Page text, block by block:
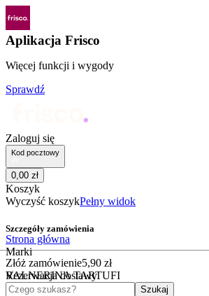
Aplikacja Frisco
Więcej funkcji i wygody
Sprawdź
Zaloguj się
Kod pocztowy
0,00 zł
Koszyk
Wyczyść koszykPełny widok
Szczegóły zamówienia
Złóż zamówienie5,90 zł
Rezerwacja dostawy
Czego szukasz?
Szukaj
Strona główna
Marki
VALNERINA TARTUFI